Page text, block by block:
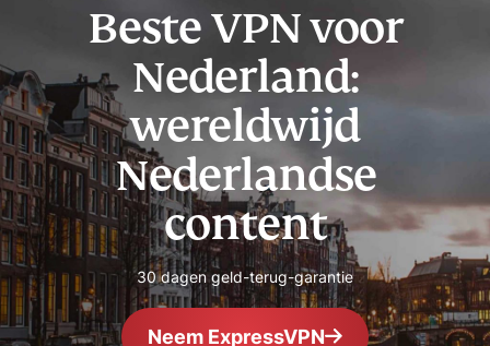
Beste VPN voor
Nederland:
wereldwijd
Nederlandse
content
30 dagen geld-terug-garantie
Neem ExpressVPN